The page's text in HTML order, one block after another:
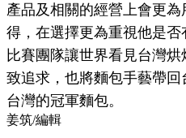
產品及相關的經營上會更
得，在選擇更為重視他是否
比賽團隊讓世界看見台灣
致追求，也將麵包手藝帶
台灣的冠軍麵包。
姜筑/編輯